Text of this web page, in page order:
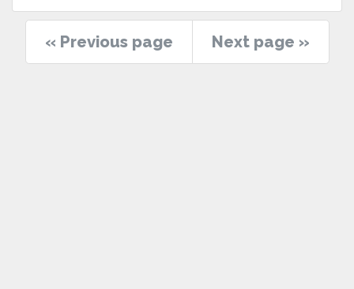
« Previous page Next page »